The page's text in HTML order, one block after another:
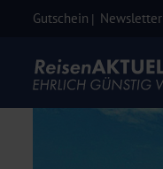
Gutschein Newsletter